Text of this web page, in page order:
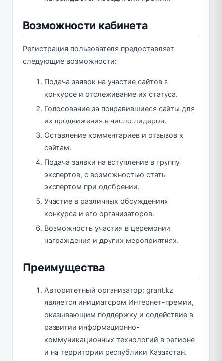
Возможности кабинета
Регистрация пользователя предоставляет
следующие возможности:
Подача заявок на участие сайтов в
конкурсе и отслеживание их статуса.
Голосование за понравившиеся сайты для
их продвижения в число лидеров.
Оставление комментариев и отзывов к
сайтам.
Подача заявки на вступление в группу
экспертов, с возможностью стать
экспертом при одобрении.
Участие в различных обсуждениях
конкурса и его организаторов.
Возможность участия в церемонии
награждения и других мероприятиях.
Преимущества
Авторитетный организатор: grant.kz
является инициатором Интернет-премии,
оказывающим поддержку и содействие в
развитии информационно-
коммуникационных технологий в регионе
и на территории республики Казахстан.